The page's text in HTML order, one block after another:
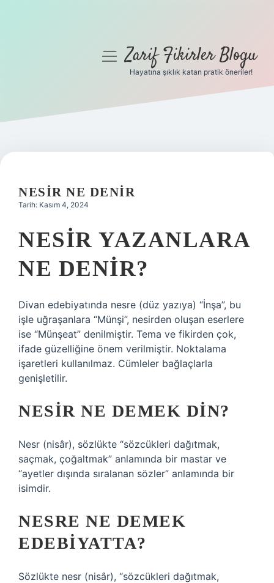
Gizlilik Politikası
Yasal Uyarı
menüyüZarif Fikirler Blogu
Hayatına şıklık katan pratik öneriler!
NESIR NE DENIR
Tarih: Kasım 4, 2024
NESIR YAZANLARA
NE DENIR?
Divan edebiyatında nesre (düz yazıya) “İnşa”, bu
işle uğraşanlara “Münşi”, nesirden oluşan eserlere
ise “Münşeat” denilmiştir. Tema ve fikirden çok,
ifade güzelliğine önem verilmiştir. Noktalama
işaretleri kullanılmaz. Cümleler bağlaçlarla
genişletilir.
NESIR NE DEMEK DIN?
Nesr (nisâr), sözlükte “sözcükleri dağıtmak,
saçmak, çoğaltmak” anlamında bir mastar ve
“ayetler dışında sıralanan sözler” anlamında bir
isimdir.
NESRE NE DEMEK
EDEBIYATTA?
Sözlükte nesr (nisâr), “sözcükleri dağıtmak,